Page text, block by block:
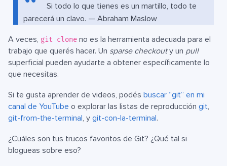
Si todo lo que tienes es un martillo, todo te
parecerá un clavo. — Abraham Maslow
A veces, git clone no es la herramienta adecuada para el
trabajo que querés hacer. Un sparse checkouty un pull
superficial pueden ayudarte a obtener específicamente lo
que necesitas.
Si te gusta aprender de videos, podés buscar “git” en mi
canal de YouTube o explorar las listas de reproducción git,
git-from-the-terminal, y git-con-la-terminal.
¿Cuáles son tus trucos favoritos de Git? ¿Qué tal si
blogueas sobre eso?